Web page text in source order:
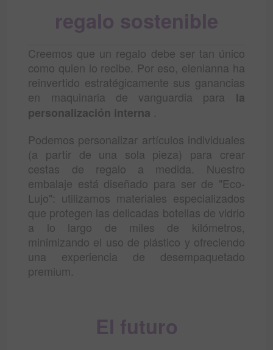
regalo sostenible
Creemos que un regalo debe ser tan único
como quien lo recibe. Por eso, elenianna ha
reinvertido estratégicamente sus ganancias
en maquinaria de vanguardia para la
personalización interna .
Podemos personalizar artículos individuales
(a partir de una sola pieza) para crear
cestas de regalo a medida. Nuestro
embalaje está diseñado para ser de "Eco-
Lujo": utilizamos materiales especializados
que protegen las delicadas botellas de vidrio
a lo largo de miles de kilómetros,
minimizando el uso de plástico y ofreciendo
una experiencia de desempaquetado
premium.
El futuro